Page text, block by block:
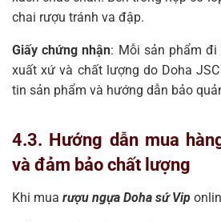
chai rượu tránh va đập.
Giấy chứng nhận: Mỗi sản phẩm đi
xuất xứ và chất lượng do Doha
tin sản phẩm và hướng dẫn bảo
4.3. Hướng dẫn mua
và đảm bảo chất lượng
Khi mua rượu ngựa Doha sứ Vip